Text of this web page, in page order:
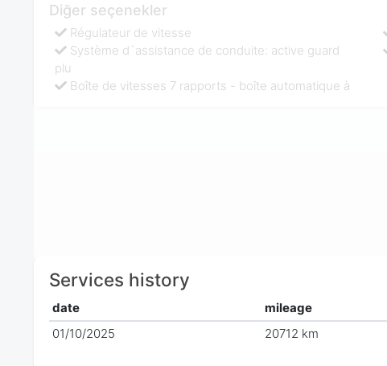
Diğer seçenekler
Régulateur de vitesse
Système d`assistance de conduite: active guard
plu
Boîte de vitesses 7 rapports - boîte automatique à
Services history
date mileage
01/10/2025
20712 km